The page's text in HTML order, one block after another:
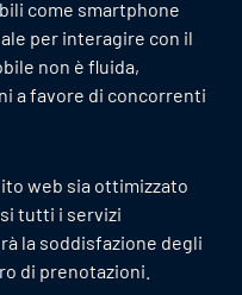
come smartphone
per interagire con il
non è fluida,
a favore di concorrenti
web sia ottimizzato
tutti i servizi
la soddisfazione degli
di prenotazioni.